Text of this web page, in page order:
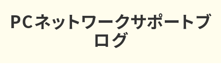
PCネットワークサポートブ
ログ